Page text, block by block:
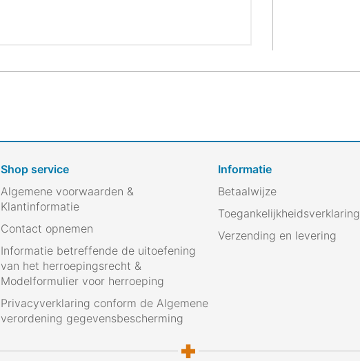
Shop service
Algemene voorwaarden &
Klantinformatie
Contact opnemen
Informatie betreffende de uitoefening
van het herroepingsrecht &
Modelformulier voor herroeping
Privacyverklaring conform de Algemene
verordening gegevensbescherming
Informatie
Betaalwijze
Toegankelijkheidsverklaring
Verzending en levering